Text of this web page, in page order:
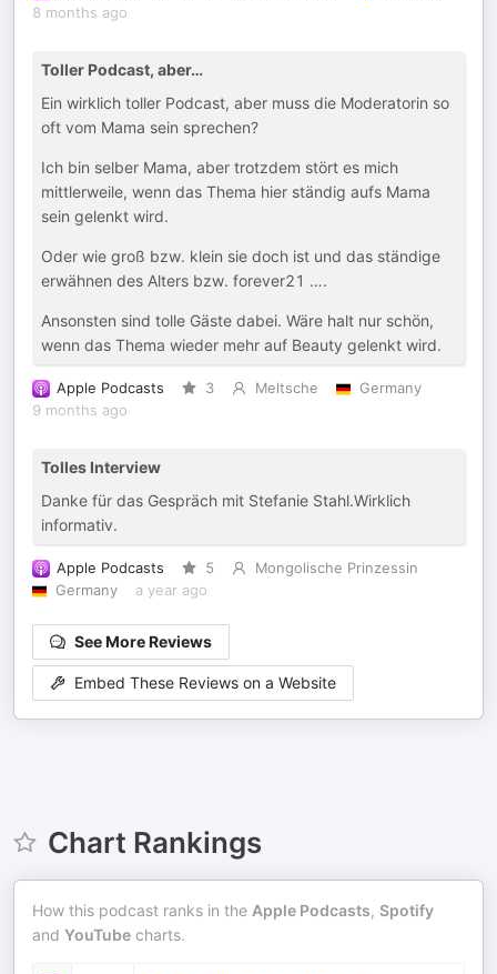
8 months ago
Toller Podcast, aber…
Ein wirklich toller Podcast, aber muss die Moderatorin so
oft vom Mama sein sprechen?
Ich bin selber Mama, aber trotzdem stört es mich
mittlerweile, wenn das Thema hier ständig aufs Mama
sein gelenkt wird.
Oder wie groß bzw. klein sie doch ist und das ständige
erwähnen des Alters bzw. forever21 ….
Ansonsten sind tolle Gäste dabei. Wäre halt nur schön,
wenn das Thema wieder mehr auf Beauty gelenkt wird.
Apple Podcasts 3 Meltsche
Germany
9 months ago
Tolles Interview
Danke für das Gespräch mit Stefanie Stahl.Wirklich
informativ.
Apple Podcasts 5
Mongolische Prinzessin
Germany
a year ago
See More Reviews
Embed These Reviews on a Website
Chart Rankings
How this podcast ranks in the Apple Podcasts, Spotify
and YouTube charts.